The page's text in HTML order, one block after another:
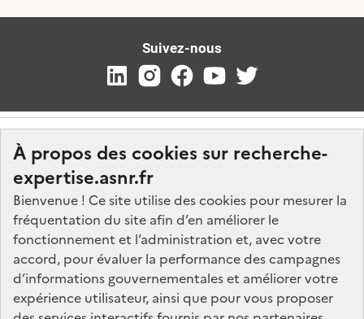
À propos des cookies sur recherche-
expertise.asnr.fr
Bienvenue ! Ce site utilise des cookies pour mesurer la
fréquentation du site afin d’en améliorer le
fonctionnement et l’administration et, avec votre
accord, pour évaluer la performance des campagnes
d’informations gouvernementales et améliorer votre
expérience utilisateur, ainsi que pour vous proposer
Suivez-nous
Nos marchés
Nos offres d'emploi
FAQ
Glossaire